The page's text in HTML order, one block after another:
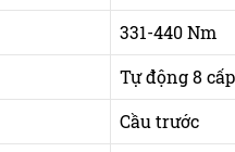
331-440 Nm
Tự động 8 cấp
Cầu trước